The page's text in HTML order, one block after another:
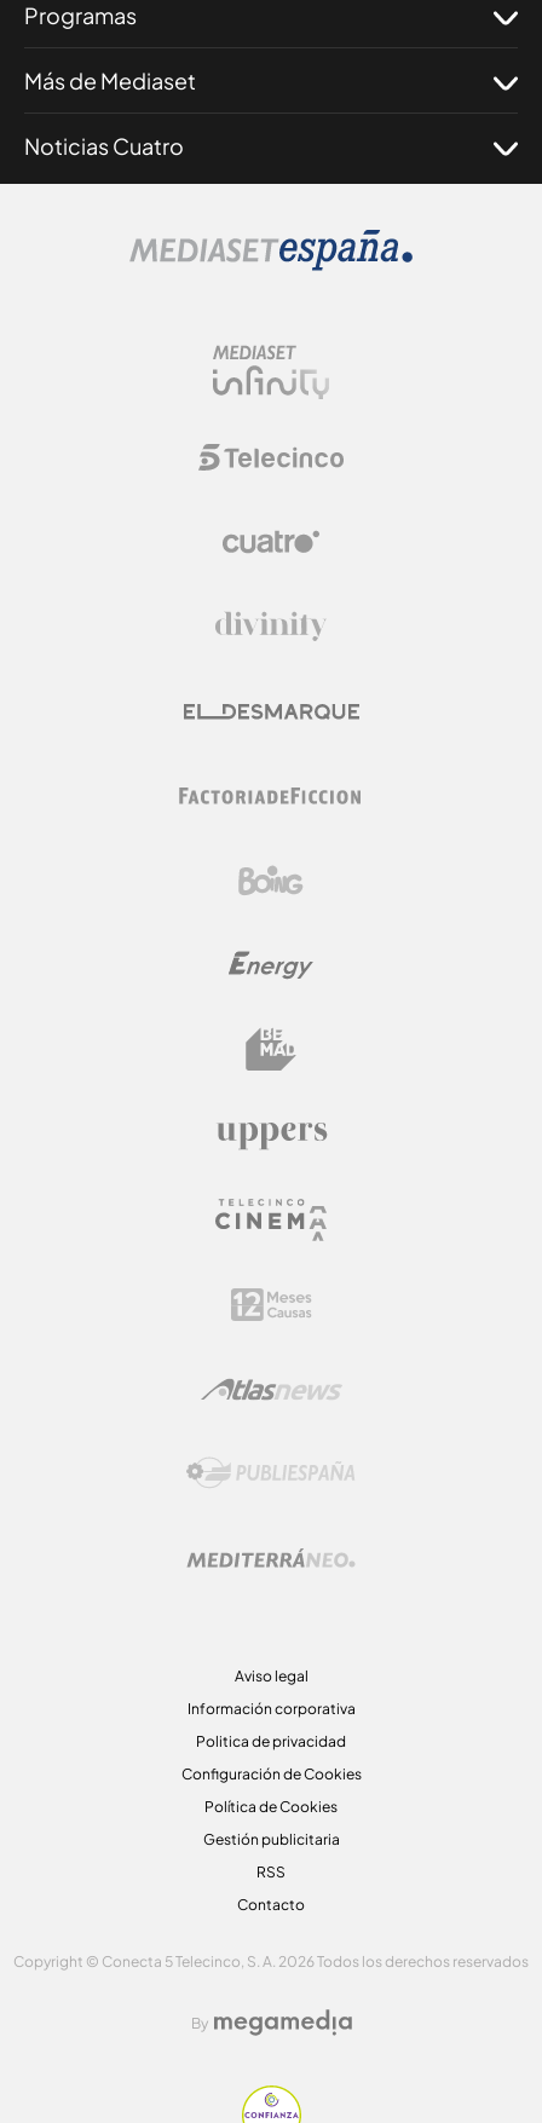
Programas
Más de Mediaset
Noticias Cuatro
Aviso legal
Información corporativa
Politica de privacidad
Configuración de Cookies
Política de Cookies
Gestión publicitaria
RSS
Contacto
Copyright © Conecta 5 Telecinco, S. A. 2026 Todos los derechos reservados
By